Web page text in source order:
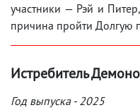
участники — Рэй и
причина пройти Долгую
Истребитель
Год выпуска - 2025